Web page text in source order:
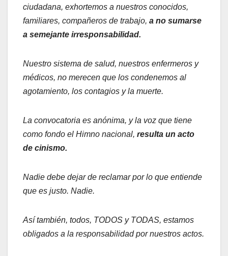
ciudadana, exhortemos a nuestros conocidos,
familiares, compañeros de trabajo, a no sumarse
a semejante irresponsabilidad.
Nuestro sistema de salud, nuestros enfermeros y
médicos, no merecen que los condenemos al
agotamiento, los contagios y la muerte.
La convocatoria es anónima, y la voz que tiene
como fondo el Himno nacional, resulta un acto
de cinismo.
Nadie debe dejar de reclamar por lo que entiende
que es justo. Nadie.
Así también, todos, TODOS y TODAS, estamos
obligados a la responsabilidad por nuestros actos.